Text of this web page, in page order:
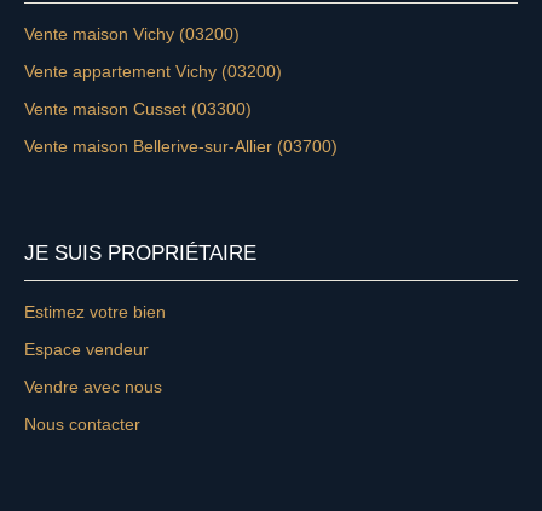
Vente maison Vichy (03200)
Vente appartement Vichy (03200)
Vente maison Cusset (03300)
Vente maison Bellerive-sur-Allier (03700)
JE SUIS PROPRIÉTAIRE
Estimez votre bien
Espace vendeur
Vendre avec nous
Nous contacter